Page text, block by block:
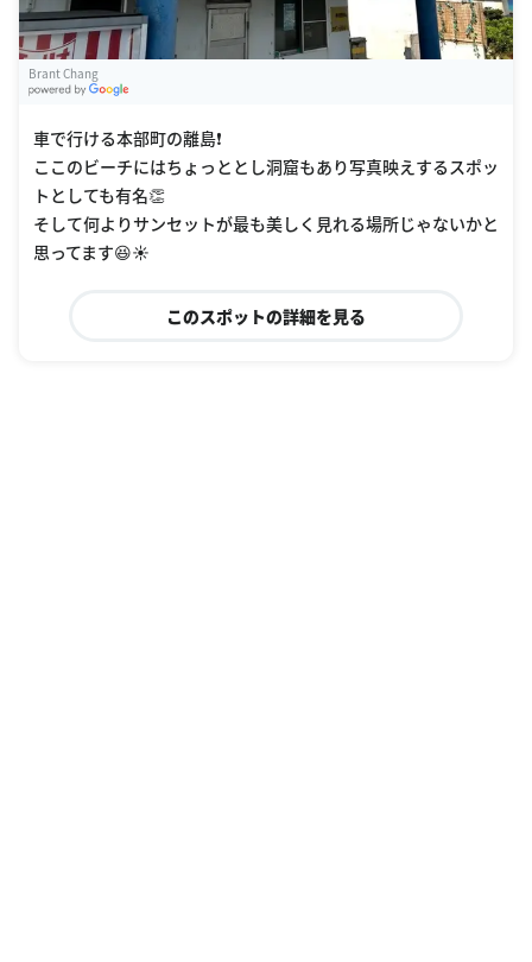
Brant Chang
車で行ける本部町の離島❗️
ここのビーチにはちょっととし洞窟もあり写真映えするスポッ
トとしても有名👏
そして何よりサンセットが最も美しく見れる場所じゃないかと
思ってます😆☀️
このスポットの詳細を見る